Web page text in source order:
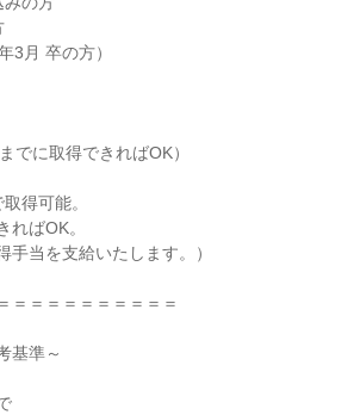
3月 卒の方）
でに取得できればOK）
得可能。
ればOK。
手当を支給いたします。）
＝＝＝＝＝＝＝＝＝＝
基準～